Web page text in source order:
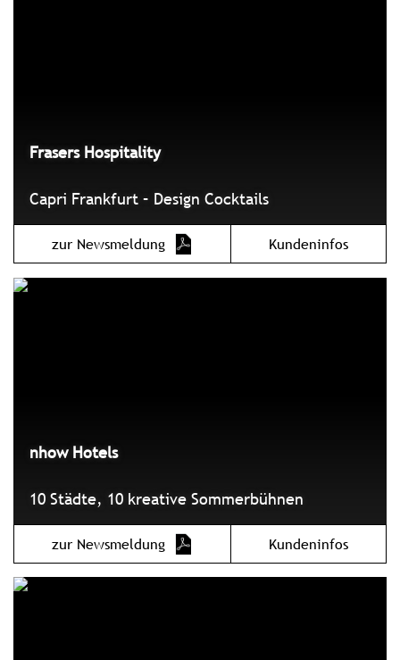
Frasers Hospitality
Capri Frankfurt – Design Cocktails
zur Newsmeldung Kundeninfos
nhow Hotels
10 Städte, 10 kreative Sommerbühnen
zur Newsmeldung Kundeninfos